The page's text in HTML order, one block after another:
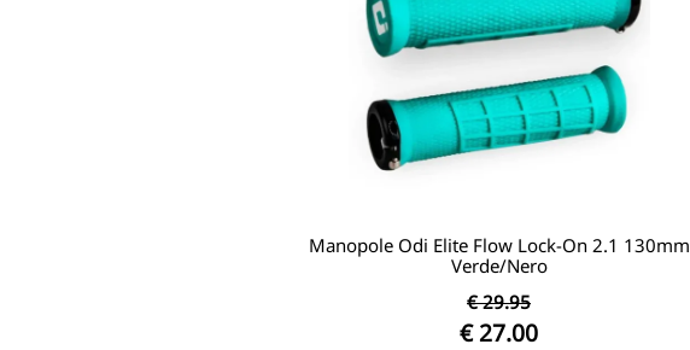
Manopole Odi Elite Flow Lock-On 2.1 130mm
Verde/Nero
€ 29.95
€ 27.00